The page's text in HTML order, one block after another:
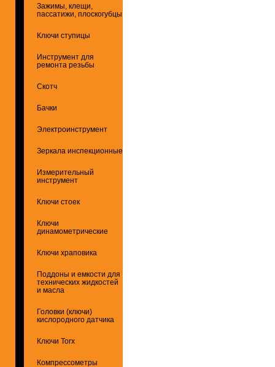
Зажимы, клещи,
пассатижи, плоскогубцы
Ключи ступицы
Инструмент для
ремонта резьбы
Скотч
Бачки
Электроинструмент
Зеркала инспекционные
Измерительный
инструмент
Ключи стоек
Ключи
динамометрические
Ключи храповика
Поддоны и емкости для
технических жидкостей
и масла
Головки (ключи)
кислородного датчика
Ключи Torx
Компрессометры